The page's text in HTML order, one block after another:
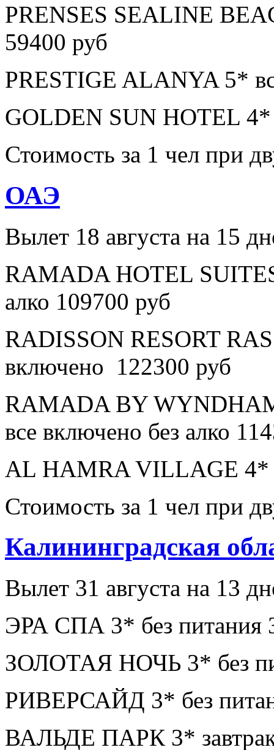
PRENSES SEALINE
59400 руб
PRESTIGE ALANYA 5*
GOLDEN SUN HOTEL 4*
Стоимость за 1 чел при
ОАЭ
Вылет 18 августа на 15
RAMADA HOTEL
алко 109700 руб
RADISSON RESORT
включено 122300 руб
RAMADA BY
все включено без алко
AL HAMRA VILLAGE 4*
Стоимость за 1 чел при
Калининградская
Вылет 31 августа на 13
ЭРА СПА 3* без питания
ЗОЛОТАЯ НОЧЬ 3* без
РИВЕРСАЙД 3* без
ВАЛЬДЕ ПАРК 3*